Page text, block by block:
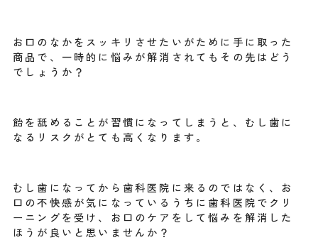
お口のなかをスッキリさせたいがために手に取った
商品で、一時的に悩みが解消されてもその先はどう
でしょうか？
飴を舐めることが習慣になってしまうと、むし歯に
なるリスクがとても高くなります。
むし歯になってから歯科医院に来るのではなく、お
口の不快感が気になっているうちに歯科医院でクリ
ーニングを受け、お口のケアをして悩みを解消した
ほうが良いと思いませんか？